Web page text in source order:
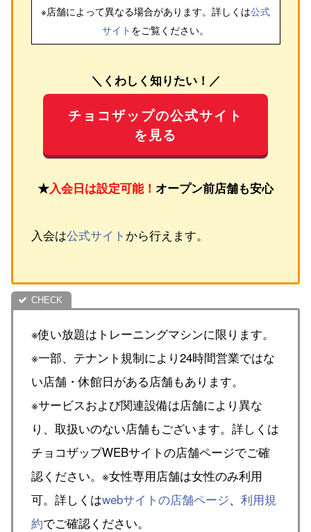
※店舗によって異なる場合があります。詳しくは公式
サイト をご覧ください。
＼くわしく知りたい！／
チョコザップの公式サイト
を見る
★入会日は設定可能！ オープン前店舗も安心
入会は公式サイト から行えます。
※使い放題はトレーニングマシンに限ります。
※一部、テナント規制により24時間営業ではな
い店舗・休館日がある店舗もあります。
※サービスおよび関連設備は店舗により異な
り、取扱いのない店舗もございます。詳しくは
チョコザップWEBサイトの店舗ページでご確
認ください。※女性専用店舗は女性のみ利用
可。詳しくはwebサイトの店舗ページ、 利用規
約でご確認ください。